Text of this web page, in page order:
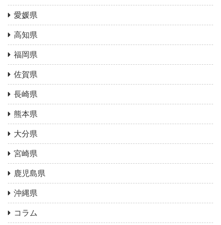
愛媛県
高知県
福岡県
佐賀県
長崎県
熊本県
大分県
宮崎県
鹿児島県
沖縄県
コラム